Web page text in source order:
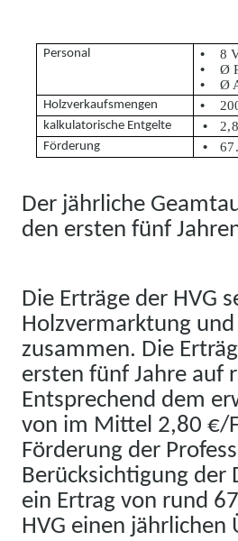
Personal •
8
•
Ø
•
Ø
Holzverkaufsmengen •
kalkulatorische Entgelte •
Förderung • 67
Der jährliche
den ersten fünf Jah
Die Erträge der HVG
Holzvermarktung
zusammen. Die
ersten fünf Jahre auf
Entsprechend dem
von im Mittel 2,80 €/
Förderung der
Berücksichtigung der
ein Ertrag von rund
HVG einen jährlichen